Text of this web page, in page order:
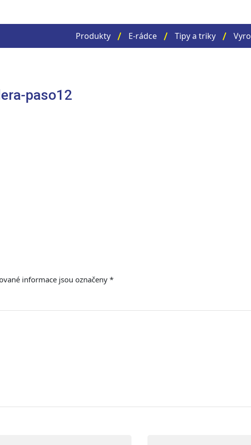
Produkty E-rádce Tipy a triky
paso12
informace jsou označeny *